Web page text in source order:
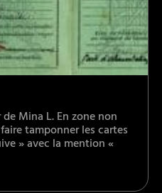
Mina L. En zone non
tamponner les cartes
» avec la mention «